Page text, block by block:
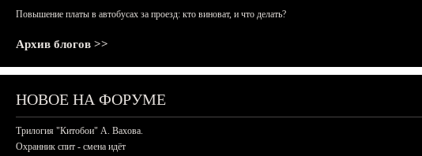
Повышение платы в автобусах за проезд: кто виноват, и что делать?
Архив блогов >>
НОВОЕ НА ФОРУМЕ
Трилогия "Китобои" А. Вахова.
Охранник спит - смена идёт